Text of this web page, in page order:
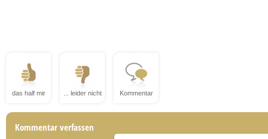
das half mir ... leider nicht Kommentar
Kommentar verfassen